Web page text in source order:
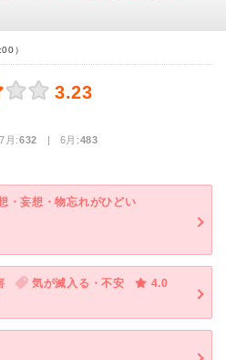
）
3.23
月:632 | 6月:483
・妄想・物忘れがひどい
気が滅入る・不安
4.0